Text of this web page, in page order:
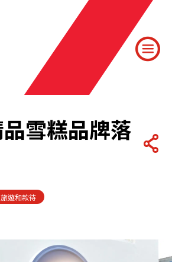
雪糕品牌落
旅遊和款待